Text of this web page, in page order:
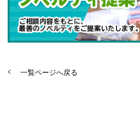
一覧ページへ戻る